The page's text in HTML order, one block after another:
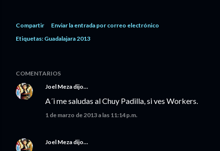
Compartir
Enviar la entrada por correo electrónico
Etiquetas: Guadalajara 2013
COMENTARIOS
Joel Meza dijo…
A´i me saludas al Chuy Padilla, si ves Workers.
1 de marzo de 2013 a las 11:14 p.m.
Joel Meza dijo…